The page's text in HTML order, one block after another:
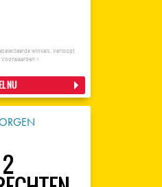
winkels. Verloopt
Voorwaarden >
NU
2